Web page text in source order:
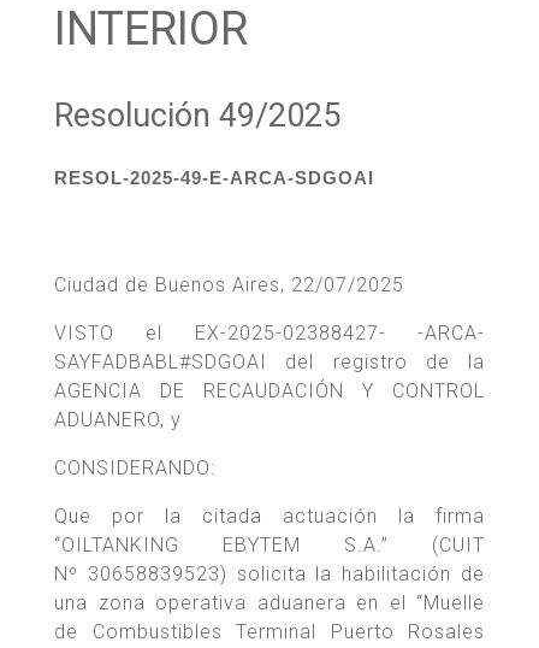
INTERIOR
Resolución 49/2025
RESOL-2025-49-E-ARCA-SDGOAI
Ciudad de Buenos Aires, 22/07/2025
VISTO el EX-2025-02388427- -ARCA-
SAYFADBABL#SDGOAI del registro de la
AGENCIA DE RECAUDACIÓN Y CONTROL
ADUANERO, y
CONSIDERANDO:
Que por la citada actuación la firma
“OILTANKING EBYTEM S.A.” (CUIT
Nº 30658839523) solicita la habilitación de
una zona operativa aduanera en el “Muelle
de Combustibles Terminal Puerto Rosales